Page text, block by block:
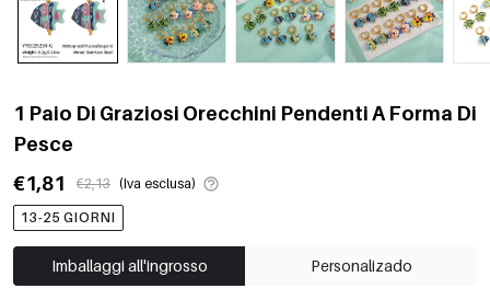
1 Paio Di Graziosi Orecchini Pendenti A Forma Di
Pesce
€1,81
€2,13 (Iva esclusa)
13-25 GIORNI
Imballaggi all'ingrosso Personalizado